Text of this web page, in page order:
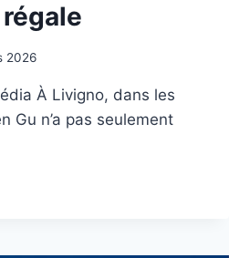
2026
À Livigno, dans les
Gu n’a pas seulement